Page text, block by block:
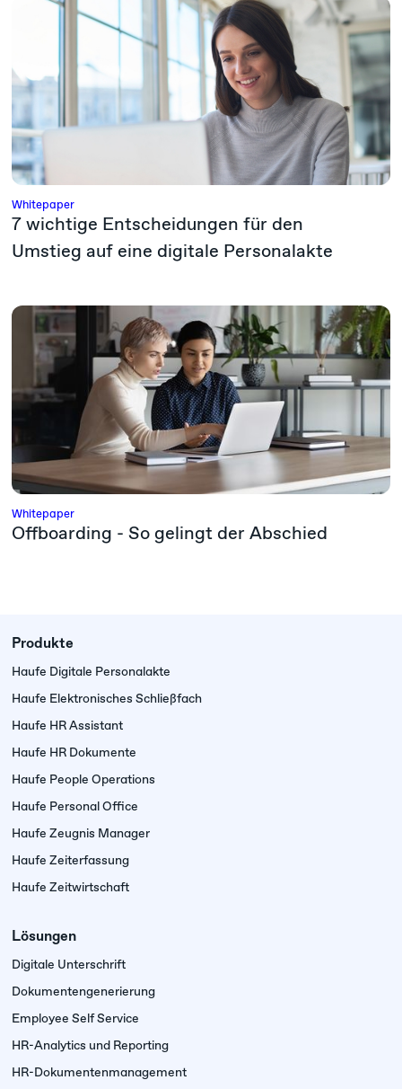
Whitepaper
7 wichtige Entscheidungen für den
Umstieg auf eine digitale Personalakte
Whitepaper
Offboarding - So gelingt der Abschied
Produkte
Haufe Digitale Personalakte
Haufe Elektronisches Schließfach
Haufe HR Assistant
Haufe HR Dokumente
Haufe People Operations
Haufe Personal Office
Haufe Zeugnis Manager
Haufe Zeiterfassung
Haufe Zeitwirtschaft
Lösungen
Digitale Unterschrift
Dokumenten­generierung
Employee Self Service
HR-Analytics und Reporting
HR-Dokumentenmanagement